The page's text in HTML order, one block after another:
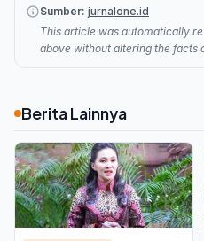
Sumber: jurnalone.id
This article was automatically
above without altering the facts
Berita Lainnya